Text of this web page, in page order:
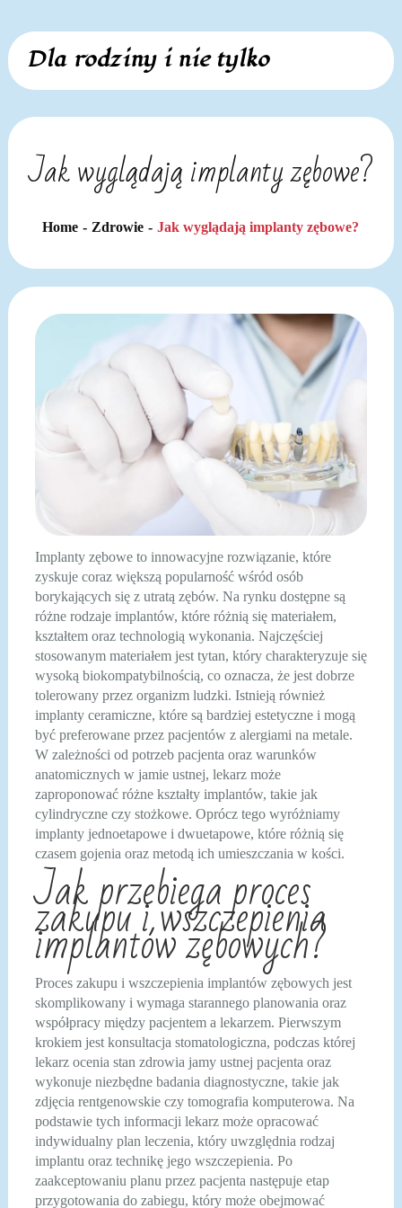
Skip
content
Dla rodziny i nie tylko
Jak wyglądają implanty zębowe?
Home Zdrowie Jak wyglądają implanty zębowe?
Implanty zębowe to innowacyjne rozwiązanie, które
zyskuje coraz większą popularność wśród osób
borykających się z utratą zębów. Na rynku dostępne są
różne rodzaje implantów, które różnią się materiałem,
kształtem oraz technologią wykonania. Najczęściej
stosowanym materiałem jest tytan, który charakteryzuje się
wysoką biokompatybilnością, co oznacza, że jest dobrze
tolerowany przez organizm ludzki. Istnieją również
implanty ceramiczne, które są bardziej estetyczne i mogą
być preferowane przez pacjentów z alergiami na metale.
W zależności od potrzeb pacjenta oraz warunków
anatomicznych w jamie ustnej, lekarz może
zaproponować różne kształty implantów, takie jak
cylindryczne czy stożkowe. Oprócz tego wyróżniamy
implanty jednoetapowe i dwuetapowe, które różnią się
czasem gojenia oraz metodą ich umieszczania w kości.
Jak przebiega proces
zakupu i wszczepienia
implantów zębowych?
Proces zakupu i wszczepienia implantów zębowych jest
skomplikowany i wymaga starannego planowania oraz
współpracy między pacjentem a lekarzem. Pierwszym
krokiem jest konsultacja stomatologiczna, podczas której
lekarz ocenia stan zdrowia jamy ustnej pacjenta oraz
wykonuje niezbędne badania diagnostyczne, takie jak
zdjęcia rentgenowskie czy tomografia komputerowa. Na
podstawie tych informacji lekarz może opracować
indywidualny plan leczenia, który uwzględnia rodzaj
implantu oraz technikę jego wszczepienia. Po
zaakceptowaniu planu przez pacjenta następuje etap
przygotowania do zabiegu, który może obejmować